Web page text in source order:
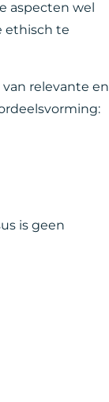
aspecten wel
ethisch te
relevante en
is geen